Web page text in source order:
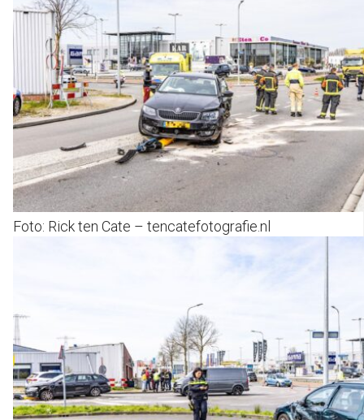
Foto: Rick ten Cate – tencatefotografie.nl